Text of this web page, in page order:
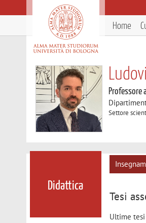
Home
Professore
Settore
Didattica
Tesi
Ultime